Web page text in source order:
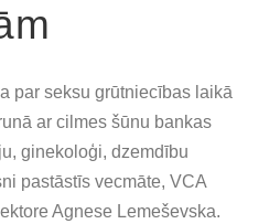
par seksu grūtniecības laikā
ar cilmes šūnu bankas
ginekoloģi, dzemdību
pastāstīs vecmāte, VCA
Agnese Lemeševska.